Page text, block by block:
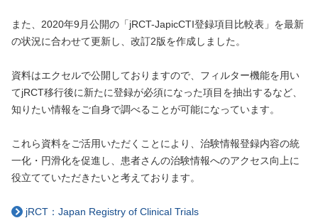
また、2020年9月公開の「jRCT-JapicCTI登録項目比較表」を最新
の状況に合わせて更新し、改訂2版を作成しました。
資料はエクセルで公開しておりますので、フィルター機能を用い
てjRCT移行後に新たに登録が必須になった項目を抽出するなど、
知りたい情報をご自身で調べることが可能になっています。
これら資料をご活用いただくことにより、治験情報登録内容の統
一化・円滑化を促進し、患者さんの治験情報へのアクセス向上に
役立てていただきたいと考えております。
jRCT：Japan Registry of Clinical Trials